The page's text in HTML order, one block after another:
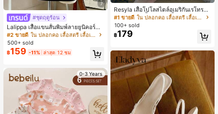
7
#ชุดฤดูร้อน
Lalippa เสื้อแขนสั้นพิมพ์ลายยูนิคอร์นล
ายทางสีตัดกันสำหรับผู้หญิง สไตล์วิทย
าลัย
#2 ขายดี
ใน ปลอกคอ เสื้อสตรี เสื้อเบลาส์ & Tee
500+ sold
฿159 -11% ล่าสุด 12 ชม
0-3 Years
Resyla เสื้อโปโลสไตล์อเมริกันเรโทรสำ
หรับผู้หญิง, เสื้อยืดแขนสั้นสำหรับผู้หญิ
ง, ลายม้า, สไตล์ Y2K, เสื้อโปโลแขนสั้น
แบบคัลเลอร์บล็อกสำหรับผู้หญิง
#1 ขายดี
ใน ปลอกคอ เสื้อสตรี เสื้อเบลาส์ & Tee
100+ sold
฿179